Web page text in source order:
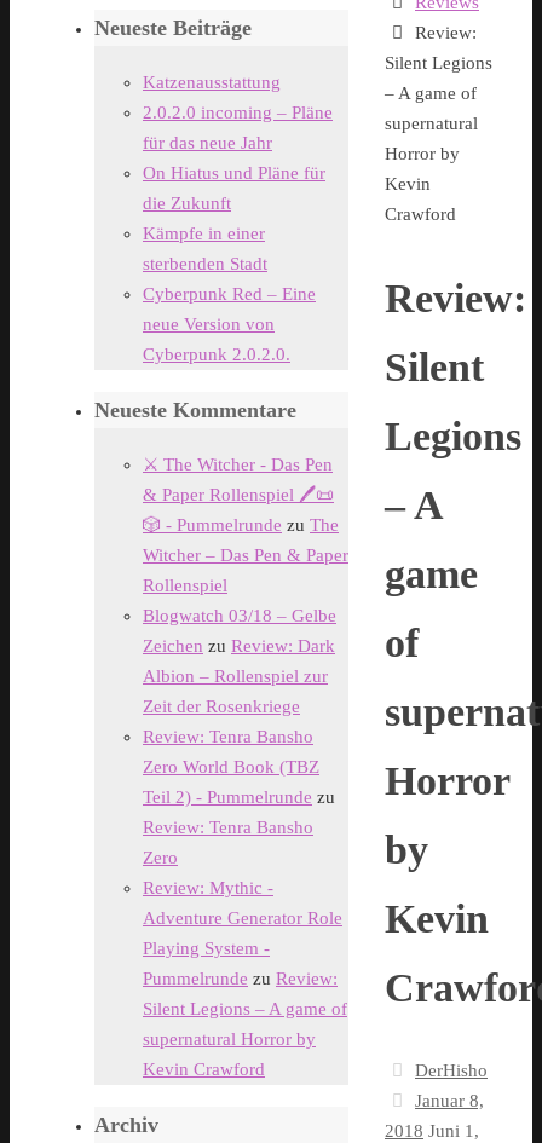
Review:
Silent Legions
– A game of
supernatural
Horror by
Kevin
Crawford
Review:
Silent
Legions
– A
game
of
Horror
by
Kevin
DerHisho
Januar 8,
2018 Juni 1,
Neueste Beiträge
Katzenausstattung
2.0.2.0 incoming – Pläne
für das neue Jahr
On Hiatus und Pläne für
die Zukunft
Kämpfe in einer
sterbenden Stadt
Cyberpunk Red – Eine
neue Version von
Cyberpunk 2.0.2.0.
Neueste Kommentare
⚔️ The Witcher - Das Pen
& Paper Rollenspiel 🖊️📜
🎲 - Pummelrunde zu The
Witcher – Das Pen & Paper
Rollenspiel
Blogwatch 03/18 – Gelbe
Zeichen zu Review: Dark
Albion – Rollenspiel zur
Zeit der Rosenkriege
Review: Tenra Bansho
Zero World Book (TBZ
Teil 2) - Pummelrunde zu
Review: Tenra Bansho
Zero
Review: Mythic -
Adventure Generator Role
Playing System -
Pummelrunde zu Review:
Silent Legions – A game of
supernatural Horror by
Kevin Crawford
Archiv